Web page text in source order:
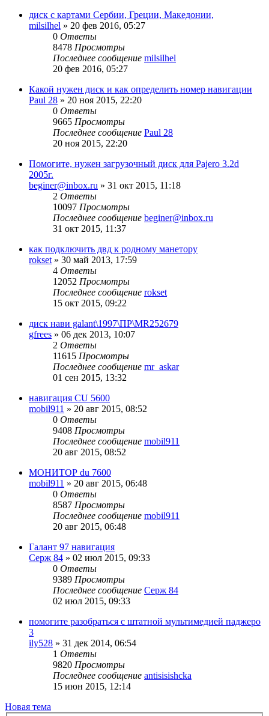
диск с картами Сербии, Греции, Македонии,
milsilhel » 20 фев 2016, 05:27
0 Ответы
8478 Просмотры
Последнее сообщение milsilhel
20 фев 2016, 05:27
Какой нужен диск и как определить номер навигации
Paul 28 » 20 ноя 2015, 22:20
0 Ответы
9665 Просмотры
Последнее сообщение Paul 28
20 ноя 2015, 22:20
Помогите, нужен загрузочный диск для Pajero 3.2d
2005г.
beginer@inbox.ru » 31 окт 2015, 11:18
2 Ответы
10097 Просмотры
Последнее сообщение beginer@inbox.ru
31 окт 2015, 11:37
как подключить двд к родному манетору
rokset » 30 май 2013, 17:59
4 Ответы
12052 Просмотры
Последнее сообщение rokset
15 окт 2015, 09:22
диск нави galant\1997\ПР\MR252679
gfrees » 06 дек 2013, 10:07
2 Ответы
11615 Просмотры
Последнее сообщение mr_askar
01 сен 2015, 13:32
навигация CU 5600
mobil911 » 20 авг 2015, 08:52
0 Ответы
9408 Просмотры
Последнее сообщение mobil911
20 авг 2015, 08:52
МОНИТОР du 7600
mobil911 » 20 авг 2015, 06:48
0 Ответы
8587 Просмотры
Последнее сообщение mobil911
20 авг 2015, 06:48
Галант 97 навигация
Серж 84 » 02 июл 2015, 09:33
0 Ответы
9389 Просмотры
Последнее сообщение Серж 84
02 июл 2015, 09:33
помогите разобраться с штатной мультимедией паджеро
3
ily528 » 31 дек 2014, 06:54
1 Ответы
9820 Просмотры
Последнее сообщение antisisishcka
15 июн 2015, 12:14
Новая тема